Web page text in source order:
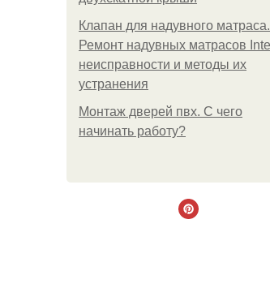
Клапан для надувного матраса.
Ремонт надувных матрасов
неисправности и методы их
устранения
Монтаж дверей пвх. С чего
начинать работу?